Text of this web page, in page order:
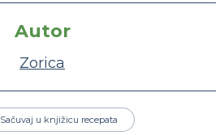
Autor
Zorica
Sačuvaj u knjižicu recepata